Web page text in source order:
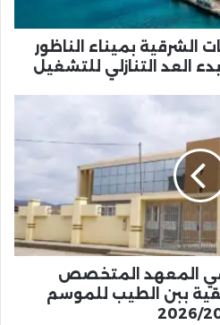
الشرقية بميناء الناظور
العد التنازلي للتشغيل
في المعهد المتخصص
ببن الطيب للموسم
2026/